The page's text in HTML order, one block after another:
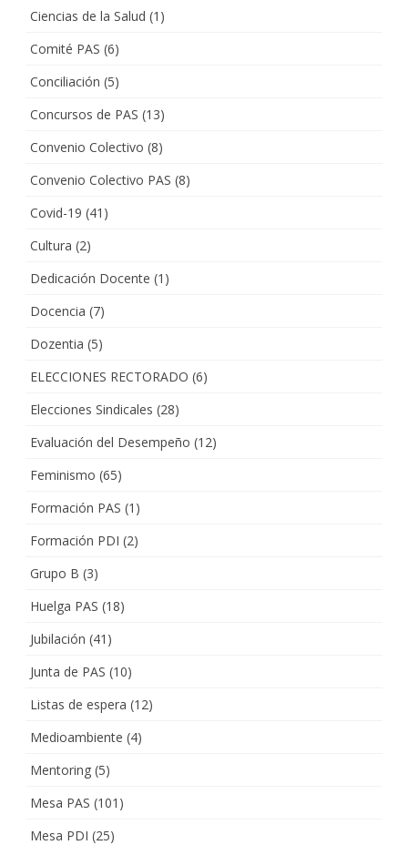
Ciencias de la Salud (1)
Comité PAS (6)
Conciliación (5)
Concursos de PAS (13)
Convenio Colectivo (8)
Convenio Colectivo PAS (8)
Covid-19 (41)
Cultura (2)
Dedicación Docente (1)
Docencia (7)
Dozentia (5)
ELECCIONES RECTORADO (6)
Elecciones Sindicales (28)
Evaluación del Desempeño (12)
Feminismo (65)
Formación PAS (1)
Formación PDI (2)
Grupo B (3)
Huelga PAS (18)
Jubilación (41)
Junta de PAS (10)
Listas de espera (12)
Medioambiente (4)
Mentoring (5)
Mesa PAS (101)
Mesa PDI (25)